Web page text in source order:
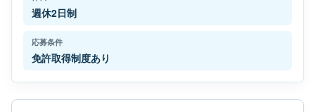
週休2日制
応募条件
免許取得制度あり